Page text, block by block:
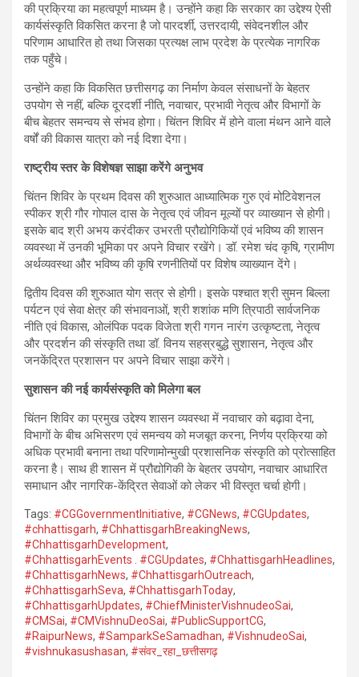
की प्रक्रिया का महत्वपूर्ण माध्यम है। उन्होंने कहा कि सरकार का उद्देश्य ऐसी
कार्यसंस्कृति विकसित करना है जो पारदर्शी, उत्तरदायी, संवेदनशील और
परिणाम आधारित हो तथा जिसका प्रत्यक्ष लाभ प्रदेश के प्रत्येक नागरिक
तक पहुँचे।
उन्होंने कहा कि विकसित छत्तीसगढ़ का निर्माण केवल संसाधनों के बेहतर
उपयोग से नहीं, बल्कि दूरदर्शी नीति, नवाचार, प्रभावी नेतृत्व और विभागों के
बीच बेहतर समन्वय से संभव होगा। चिंतन शिविर में होने वाला मंथन आने वाले
वर्षों की विकास यात्रा को नई दिशा देगा।
राष्ट्रीय स्तर के विशेषज्ञ साझा करेंगे अनुभव
चिंतन शिविर के प्रथम दिवस की शुरुआत आध्यात्मिक गुरु एवं मोटिवेशनल
स्पीकर श्री गौर गोपाल दास के नेतृत्व एवं जीवन मूल्यों पर व्याख्यान से होगी।
इसके बाद श्री अभय करंदीकर उभरती प्रौद्योगिकियों एवं भविष्य की शासन
व्यवस्था में उनकी भूमिका पर अपने विचार रखेंगे। डॉ. रमेश चंद कृषि, ग्रामीण
अर्थव्यवस्था और भविष्य की कृषि रणनीतियों पर विशेष व्याख्यान देंगे।
द्वितीय दिवस की शुरुआत योग सत्र से होगी। इसके पश्चात श्री सुमन बिल्ला
पर्यटन एवं सेवा क्षेत्र की संभावनाओं, श्री शशांक मणि त्रिपाठी सार्वजनिक
नीति एवं विकास, ओलंपिक पदक विजेता श्री गगन नारंग उत्कृष्टता, नेतृत्व
और प्रदर्शन की संस्कृति तथा डॉ. विनय सहस्रबुद्धे सुशासन, नेतृत्व और
जनकेंद्रित प्रशासन पर अपने विचार साझा करेंगे।
सुशासन की नई कार्यसंस्कृति को मिलेगा बल
चिंतन शिविर का प्रमुख उद्देश्य शासन व्यवस्था में नवाचार को बढ़ावा देना,
विभागों के बीच अभिसरण एवं समन्वय को मजबूत करना, निर्णय प्रक्रिया को
अधिक प्रभावी बनाना तथा परिणामोन्मुखी प्रशासनिक संस्कृति को प्रोत्साहित
करना है। साथ ही शासन में प्रौद्योगिकी के बेहतर उपयोग, नवाचार आधारित
समाधान और नागरिक-केंद्रित सेवाओं को लेकर भी विस्तृत चर्चा होगी।
Tags: #CGGovernmentInitiative, #CGNews, #CGUpdates,
#chhattisgarh, #ChhattisgarhBreakingNews,
#ChhattisgarhDevelopment,
#ChhattisgarhEvents . #CGUpdates, #ChhattisgarhHeadlines,
#ChhattisgarhNews, #ChhattisgarhOutreach,
#ChhattisgarhSeva, #ChhattisgarhToday,
#ChhattisgarhUpdates, #ChiefMinisterVishnudeoSai,
#CMSai, #CMVishnuDeoSai, #PublicSupportCG,
#RaipurNews, #SamparkSeSamadhan, #VishnudeoSai,
#vishnukasushasan, #संवर_रहा_छत्तीसगढ़